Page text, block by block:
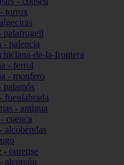
torrox
palafrugell
- palencia
de-la-frontera
- ferrol
- monfero
palamós
fuenlabrada
- antigua
cuenca
alcobendas
- ourense
alcorcón